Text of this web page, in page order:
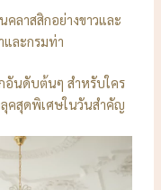
ลาสสิกอย่างขาวและ
ละกรมท่า
อันดับต้นๆ สำหรับใคร
ลุคสุดพิเศษในวันสำคัญ